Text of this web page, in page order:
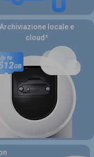
Archiviazione locale e
cloud³